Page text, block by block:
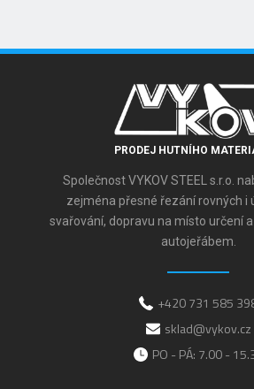
PRODEJ HUTNÍHO
Společnost VYKOV STEEL s.r.o.
zejména přesné řezání rovných i
svařování, dopravu na místo určení
autojeřábem.
+420 731 585
sklad@vykov.cz
PO - PÁ: 7.00 -